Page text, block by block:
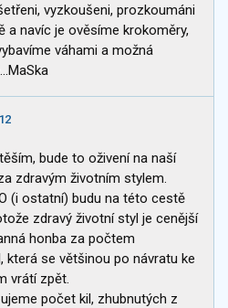
vyzkoušeni, prozkoumáni
a navíc je ověsíme krokoměry,
váhami a možná
bude to oživení na naší
zdravým životním stylem.
(i ostatní) budu na této cestě
zdravý životní styl je cenější
honba za počtem
která se většinou po návratu ke
vrátí zpět.
počet kil, zhubnutých z